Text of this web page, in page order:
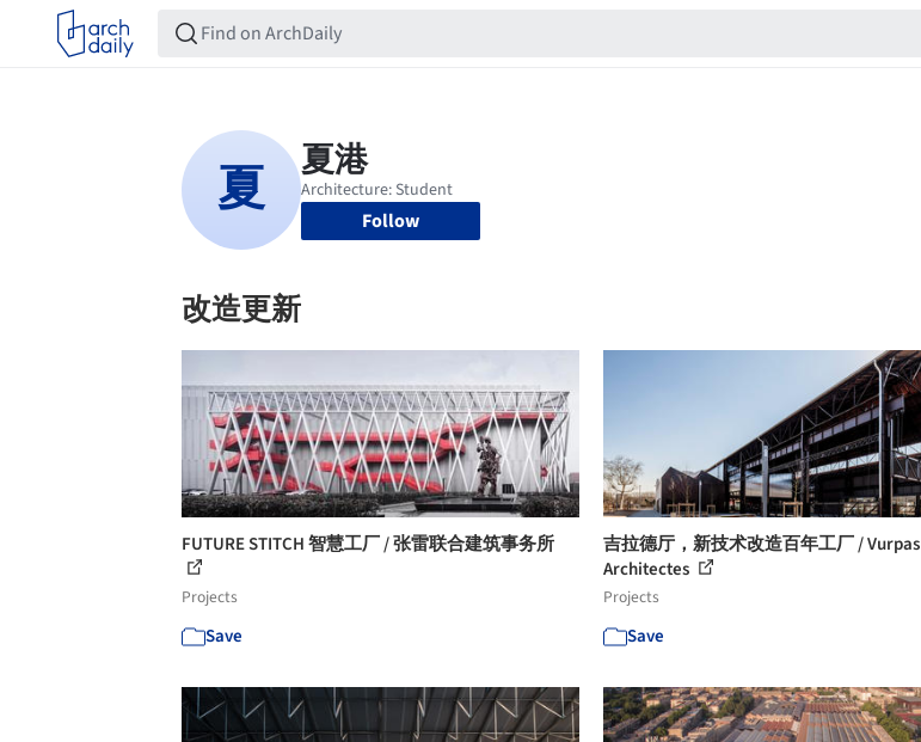
Follow
改造更新
FUTURE STITCH 智慧工厂 / 张雷联合建筑事务所
Projects
Save
吉拉德厅，新技术改造百年工厂 / Vurpas
Architectes
Projects
Save